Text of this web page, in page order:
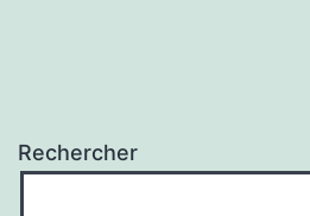
Rechercher